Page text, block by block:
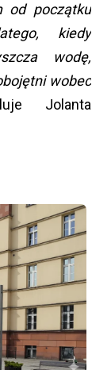
od początku
kiedy
wodę,
wobec
Jolanta